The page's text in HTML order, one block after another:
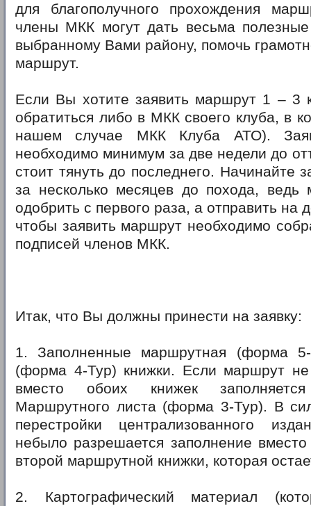
для благополучного прохождения
члены МКК могут дать весьма
выбранному Вами району, помочь
маршрут.
Если Вы хотите заявить маршрут 1 – 3
обратиться либо в МКК своего клуба, в
нашем случае МКК Клуба АТО).
необходимо минимум за две недели до
стоит тянуть до последнего. Начинайте
за несколько месяцев до похода, ведь
одобрить с первого раза, а отправить на
чтобы заявить маршрут необходимо
подписей членов МКК.
Итак, что Вы должны принести на заявку:
1. Заполненные маршрутная (форма
(форма 4-Тур) книжки. Если маршрут не
вместо обоих книжек
Маршрутного листа (форма 3-Тур). В
перестройки централизованного
небыло разрешается заполнение вместо
второй маршрутной книжки, которая
2. Картографический материал